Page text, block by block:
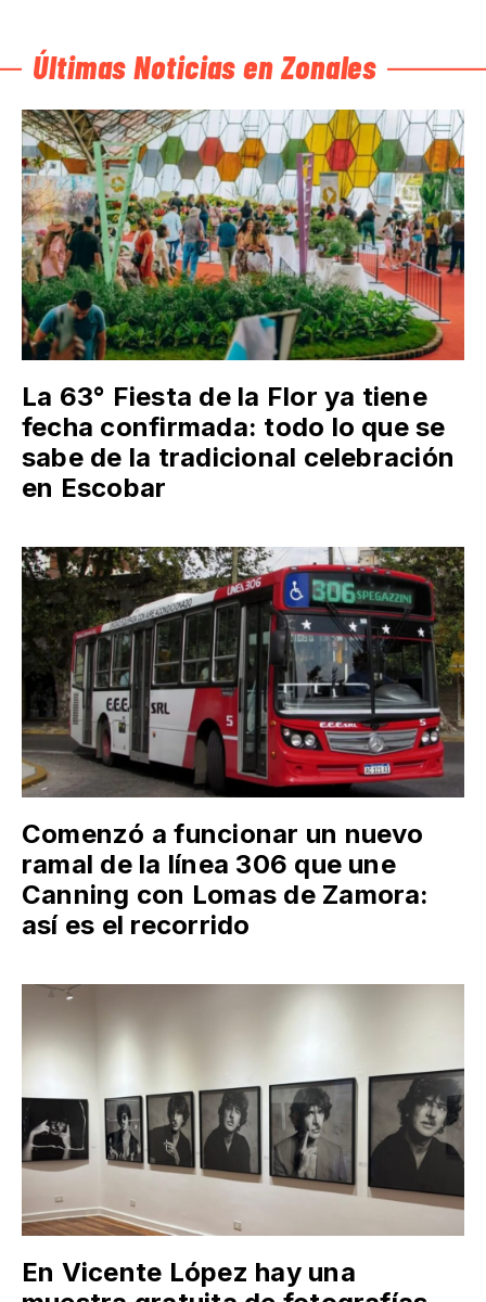
Últimas Noticias en Zonales
La 63° Fiesta de la Flor ya tiene
fecha confirmada: todo lo que se
sabe de la tradicional celebración
en Escobar
Comenzó a funcionar un nuevo
ramal de la línea 306 que une
Canning con Lomas de Zamora:
así es el recorrido
En Vicente López hay una